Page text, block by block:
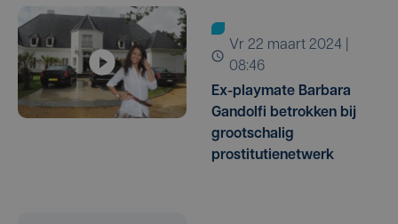
vr 22 maart 2024 |
08:46
Ex-playmate Barbara
Gandolfi betrokken bij
grootschalig
prostitutienetwerk